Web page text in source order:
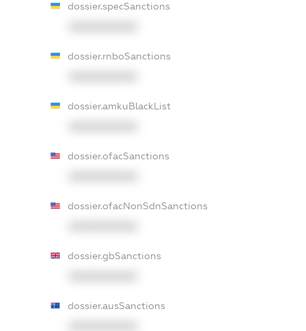
dossier.specSanctions
dossier.rnboSanctions
dossier.amkuBlackList
dossier.ofacSanctions
dossier.ofacNonSdnSanctions
dossier.gbSanctions
dossier.ausSanctions